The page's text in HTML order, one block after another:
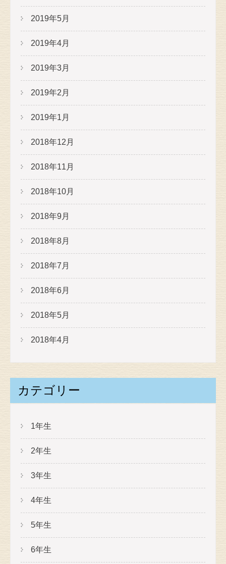
2019年5月
2019年4月
2019年3月
2019年2月
2019年1月
2018年12月
2018年11月
2018年10月
2018年9月
2018年8月
2018年7月
2018年6月
2018年5月
2018年4月
カテゴリー
1年生
2年生
3年生
4年生
5年生
6年生